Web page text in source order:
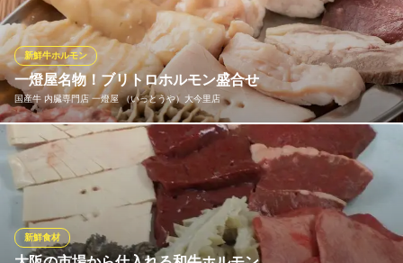
は、少しずつ食べ比べができる楽しい一皿♪それぞれの部位をお好
みの焼き加減で焼き上げお召し上がりください。各部位の食感・
味わい・旨味をご堪能ください♪※内容は仕入れによって変わりま
す
鶴橋焼肉 牛一 新館
神戸ビーフを一頭買い
ＪＲ大阪環状線鶴橋駅 徒歩1分
大阪府大阪市天王寺区下味原町5-19
一燈屋名物！ブリトロホルモン盛合せ
国産牛 内臓専門店 一燈屋 （いっとうや）大今里店
新鮮牛ホルモン
当店自慢の新鮮なホルモン盛り合わせがなんと！250ｇで1200
円！十分満足できるボリュームです。臭みの無い甘い脂が口の中
に広がる当店のホルモンを是非ご賞味ください♪
国産牛 内臓専門店 一燈屋 （いっとうや）大今里店
国産牛ホルモン専門店
新鮮食材